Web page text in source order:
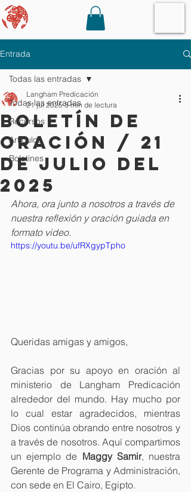
Entrada
Todas las entradas
Recursos
Artículos
Boletines
Todas las entradas
Boletín de
oración / 21
de julio del
2025
Langham Predicación
21 jul 2025 3 min de lectura
Ahora, ora junto a nosotros a través de
nuestra reflexión y oración guiada en
formato video.
https://youtu.be/ufRXgypTpho
Queridas amigas y amigos,
Gracias por su apoyo en oración al
ministerio de Langham Predicación
alrededor del mundo. Hay mucho por
lo cual estar agradecidos, mientras
Dios continúa obrando entre nosotros y
a través de nosotros. Aquí compartimos
un ejemplo de Maggy Samir, nuestra
Gerente de Programa y Administración,
con sede en El Cairo, Egipto.